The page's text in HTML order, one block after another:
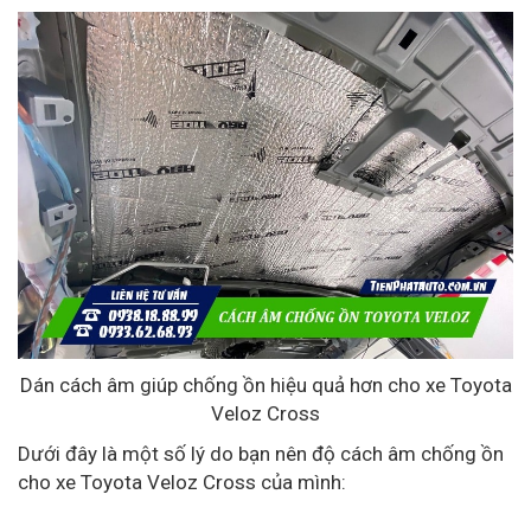
Dán cách âm giúp chống ồn hiệu quả hơn cho xe Toyota
Veloz Cross
Dưới đây là một số lý do bạn nên độ cách âm chống ồn
cho xe Toyota Veloz Cross của mình: